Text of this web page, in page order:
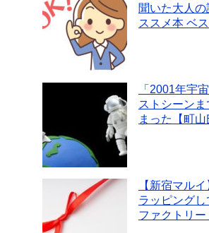
聞いた大人
ススメ本 ベ
「2001年宇
ストシーン
まった【町山
【新宿マル
ラッピング
ファクトリ